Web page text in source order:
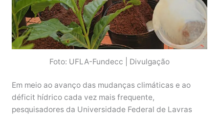
Foto: UFLA-Fundecc | Divulgação
Em meio ao avanço das mudanças climáticas e ao
déficit hídrico cada vez mais frequente,
pesquisadores da Universidade Federal de Lavras